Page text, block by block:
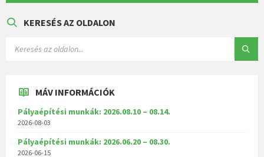
KERESÉS AZ OLDALON
MÁV INFORMÁCIÓK
Pályaépítési munkák: 2026.08.10 – 08.14.
2026-08-03
Pályaépítési munkák: 2026.06.20 – 08.30.
2026-06-15